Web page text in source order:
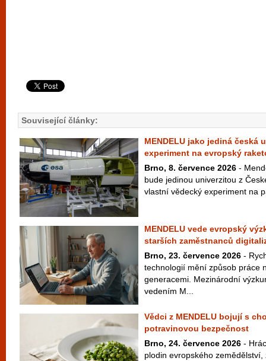
Související články:
MENDELU jako jediná česká
experiment na evropský
Brno, 8. července 2026 -
bude jedinou univerzitou z
vlastní vědecký experiment na
MENDELU vede evropský
starších zaměstnanců
Brno, 23. července 2026 -
technologií mění způsob práce
generacemi. Mezinárodní
vedením M...
Vědci z MENDELU bojují s
potravinovou bezpečnost
Brno, 24. července 2026 -
plodin evropského